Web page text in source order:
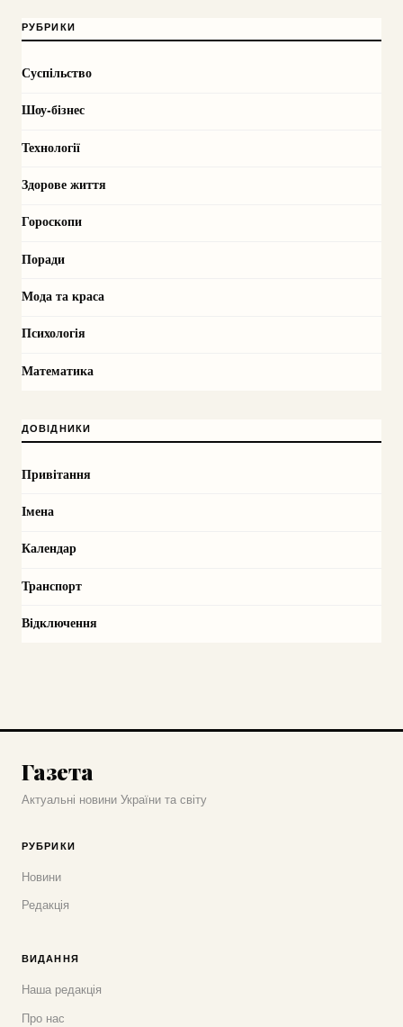
РУБРИКИ
Суспільство
Шоу-бізнес
Технології
Здорове життя
Гороскопи
Поради
Мода та краса
Психологія
Математика
ДОВІДНИКИ
Привітання
Імена
Календар
Транспорт
Відключення
Газета
Актуальні новини України та світу
РУБРИКИ
Новини
Редакція
ВИДАННЯ
Наша редакція
Про нас